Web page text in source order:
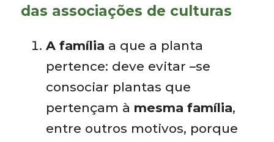
das associações de culturas
A família a que a planta
pertence: deve evitar –se
consociar plantas que
pertençam à mesma família,
entre outros motivos, porque